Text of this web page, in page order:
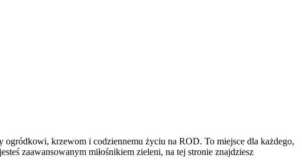
krzewom i codziennemu życiu na ROD. To miejsce dla każdego,
zaawansowanym miłośnikiem zieleni, na tej stronie znajdziesz